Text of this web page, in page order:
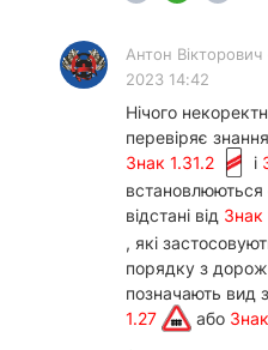
Антон Вікторович
2023 14:42
Нічого
перевіряє
Знак 1.31.2
і
встановлюються
відстані від Знак
, які
порядку з
позначають вид
1.27
або